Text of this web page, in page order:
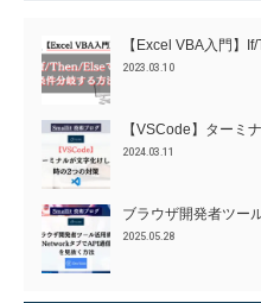
【Excel VBA入門】
2023.03.10
【VSCode】ターミ
2024.03.11
ブラウザ開発者ツー
2025.05.28